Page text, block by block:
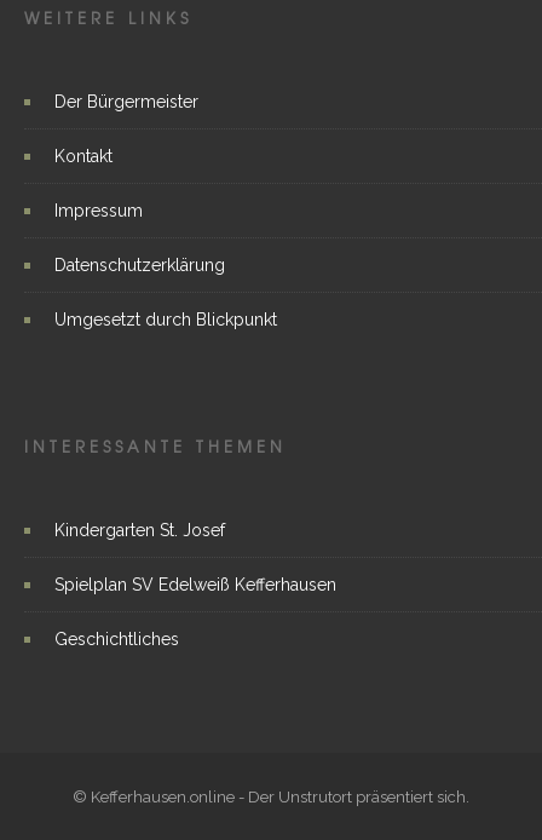
WEITERE LINKS
Der Bürgermeister
Kontakt
Impressum
Datenschutzerklärung
Umgesetzt durch Blickpunkt
INTERESSANTE THEMEN
Kindergarten St. Josef
Spielplan SV Edelweiß Kefferhausen
Geschichtliches
© Kefferhausen.online - Der Unstrutort präsentiert sich.